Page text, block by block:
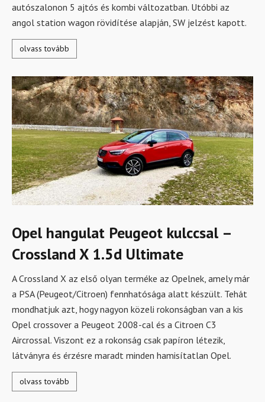
autószalonon 5 ajtós és kombi változatban. Utóbbi az
angol station wagon rövidítése alapján, SW jelzést kapott.
olvass tovább
Opel hangulat Peugeot kulccsal –
Crossland X 1.5d Ultimate
A Crossland X az első olyan terméke az Opelnek, amely már
a PSA (Peugeot/Citroen) fennhatósága alatt készült. Tehát
mondhatjuk azt, hogy nagyon közeli rokonságban van a kis
Opel crossover a Peugeot 2008-cal és a Citroen C3
Aircrossal. Viszont ez a rokonság csak papíron létezik,
látványra és érzésre maradt minden hamisítatlan Opel.
olvass tovább